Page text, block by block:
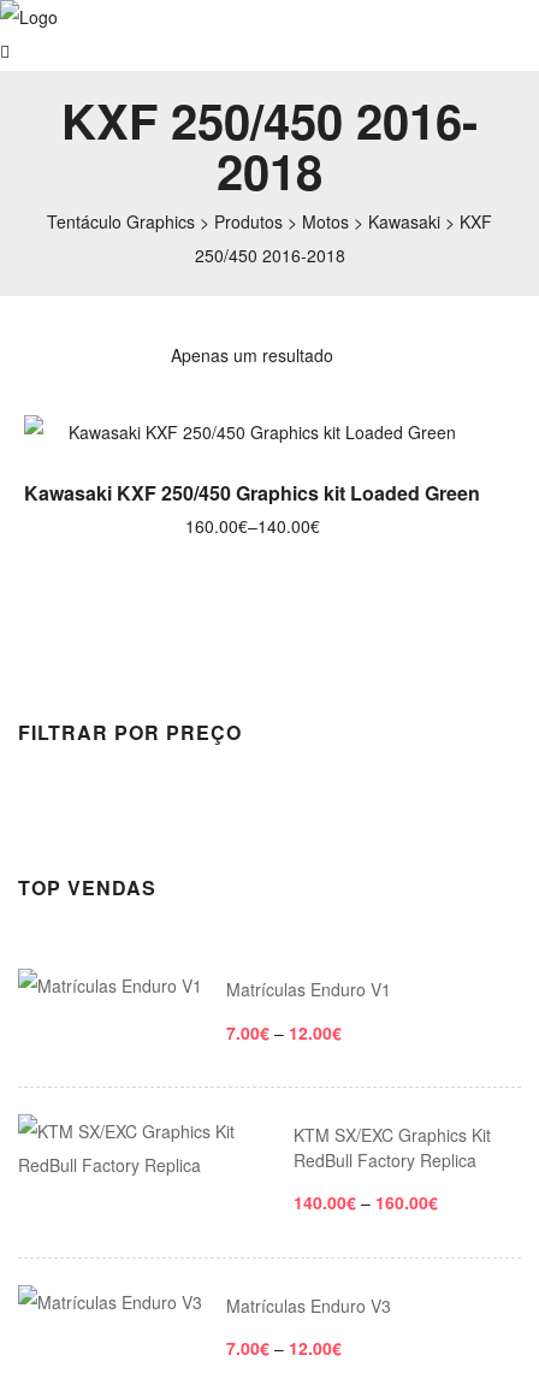
Tentáculo Graphics > Produtos > Motos > Kawasaki > KXF
250/450 2016-2018
KXF 250/450 2016-
2018
Apenas um resultado
VER OPÇÕES
Kawasaki KXF 250/450 Graphics kit Loaded Green
140.00€
–
160.00€
FILTRAR POR PREÇO
TOP VENDAS
Matrículas Enduro V1
7.00€ – 12.00€
KTM SX/EXC Graphics Kit
RedBull Factory Replica
140.00€ – 160.00€
Matrículas Enduro V3
7.00€ – 12.00€